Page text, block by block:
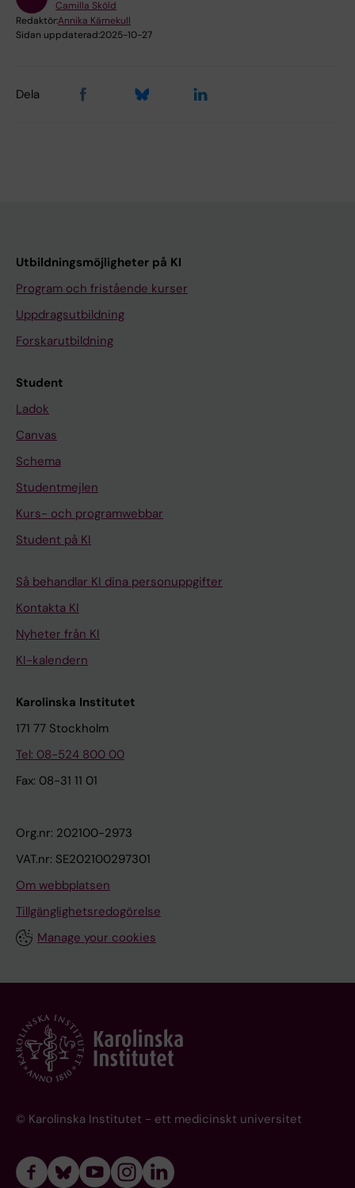
Camilla Sköld
Redaktör:Annika Kärnekull
Sidan uppdaterad:2025-10-27
Dela
Utbildningsmöjligheter på KI
Program och fristående kurser
Uppdragsutbildning
Forskarutbildning
Student
Ladok
Canvas
Schema
Studentmejlen
Kurs- och programwebbar
Student på KI
Så behandlar KI dina personuppgifter
Kontakta KI
Nyheter från KI
KI-kalendern
Karolinska Institutet
171 77 Stockholm
Tel: 08-524 800 00
Fax: 08-31 11 01
Org.nr: 202100-2973
VAT.nr: SE202100297301
Om webbplatsen
Tillgänglighetsredogörelse
Manage your cookies
© Karolinska Institutet - ett medicinskt universitet